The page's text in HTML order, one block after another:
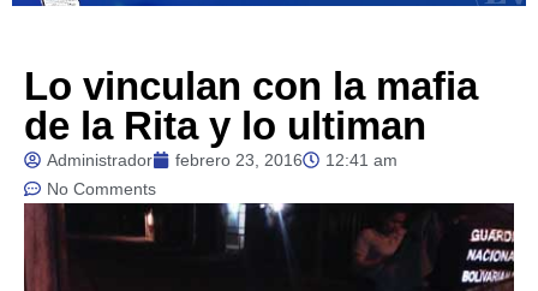
Lo vinculan con la mafia
de la Rita y lo ultiman
Administrador febrero 23, 2016
12:41 am
No Comments